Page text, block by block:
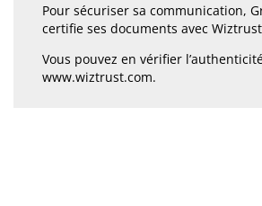
Pour sécuriser sa communication,
certifie ses documents avec
Vous pouvez en vérifier
www.wiztrust.com.